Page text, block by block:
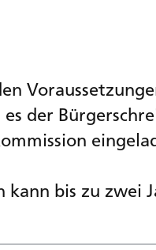
der
kann bis zu zwei